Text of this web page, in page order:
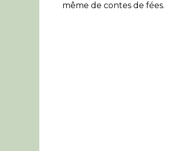
même de contes de fées.